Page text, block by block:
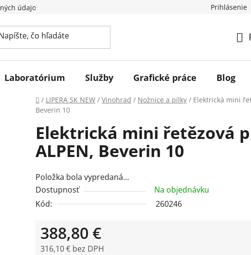
údajov Prihlásenie
Laboratórium Služby Grafické práce Blog
Domov
/ LIPERA SK NEW / Vinohrad / Nožnice a pílky / Elektrická mini
Beverin 10
Elektrická mini řetězová
ALPEN, Beverin 10
Položka bola vypredaná…
Dostupnosť
Na objednávku
Kód:
260246
388,80 €
316,10 € bez DPH